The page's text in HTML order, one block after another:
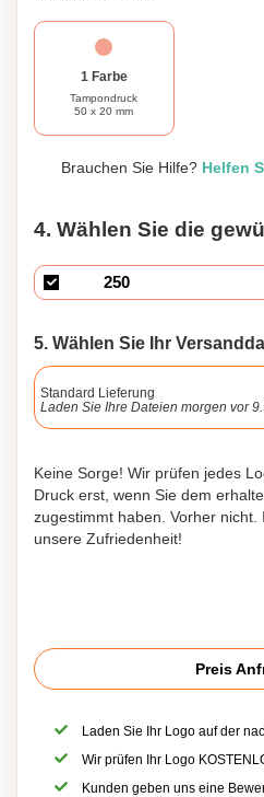
1 Farbe
Tampondruck
50 x 20 mm
Brauchen Sie Hilfe? Helfen
4. Wählen Sie die
5. Wählen Sie Ihr
Standard Lieferung
Laden Sie Ihre Dateien morgen vor
Keine Sorge! Wir prüfen jedes
Druck erst, wenn Sie dem
zugestimmt haben. Vorher
unsere Zufriedenheit!
Preis
Laden Sie Ihr Logo auf der
Wir prüfen Ihr Logo
Kunden geben uns eine